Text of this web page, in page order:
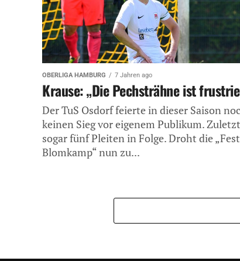
OBERLIGA HAMBURG 7 Jahren ago
Krause: „Die Pechsträhne ist
Der TuS Osdorf feierte in dieser Saison
keinen Sieg vor eigenem Publikum. Zuletzt
sogar fünf Pleiten in Folge. Droht die
Blomkamp“ nun zu...